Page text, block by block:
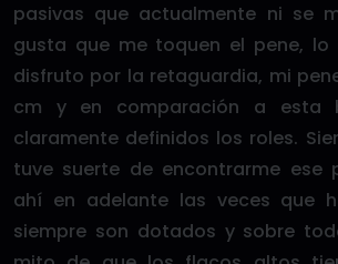
pasivas que actualmente ni se
gusta que me toquen el pene, lo
disfruto por la retaguardia, mi
cm y en comparación a esta
claramente definidos los roles.
tuve suerte de encontrarme ese
ahí en adelante las veces que
siempre son dotados y sobre